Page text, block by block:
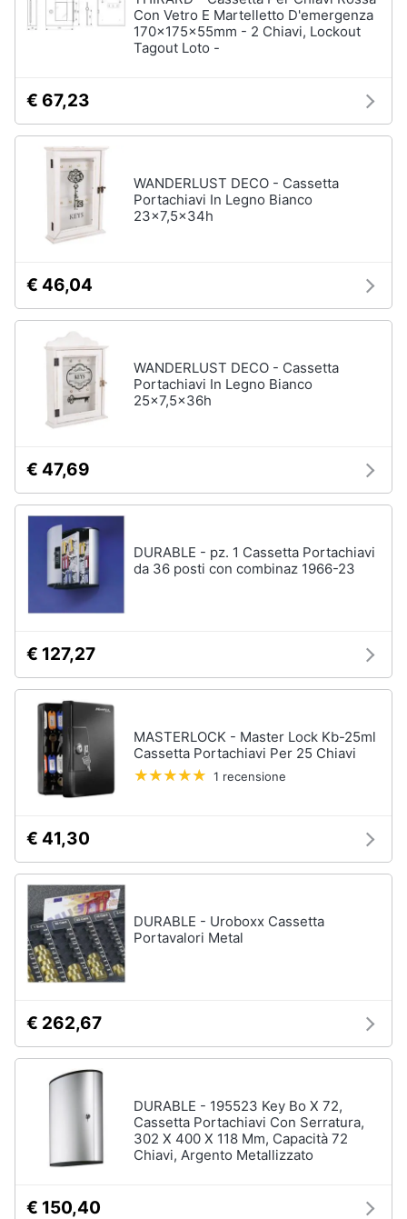
tutti
Mobili
Mobili
bagno
Comodini
Vedi
tutti
Complementi
decorazioni
Sveglia
da
Carta
Tessili
Tende
Tende
Copridivano
Vedi
tutti
Illuminazione
illuminazione
selction
Lampadari
Lampadari
tutti
Con Vetro E Martelletto D'emergenza
170x175x55mm - 2 Chiavi, Lockout
Tagout Loto -
€ 67,23
WANDERLUST DECO - Cassetta
Portachiavi In Legno Bianco
23x7,5x34h
€ 46,04
WANDERLUST DECO - Cassetta
Portachiavi In Legno Bianco
25x7,5x36h
€ 47,69
DURABLE - pz. 1 Cassetta Portachiavi
da 36 posti con combinaz 1966-23
€ 127,27
MASTERLOCK - Master Lock Kb-25ml
Cassetta Portachiavi Per 25 Chiavi
1 recensione
€ 41,30
DURABLE - Uroboxx Cassetta
Portavalori Metal
€ 262,67
DURABLE - 195523 Key Bo X 72,
Cassetta Portachiavi Con Serratura,
302 X 400 X 118 Mm, Capacità 72
Chiavi, Argento Metallizzato
€ 150,40